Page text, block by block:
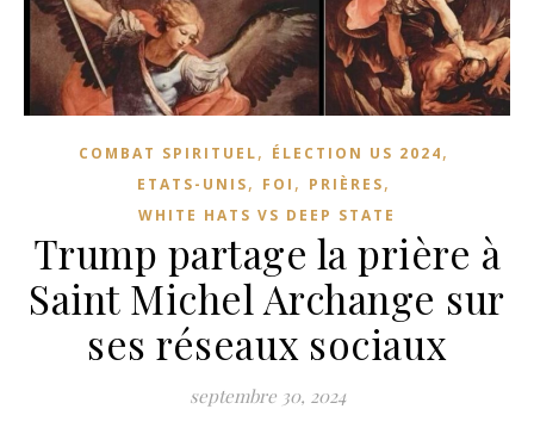
COMBAT SPIRITUEL, ÉLECTION US 2024,
ETATS-UNIS, FOI , PRIÈRES,
WHITE HATS VS DEEP STATE
Trump partage la prière à
Saint Michel Archange sur
ses réseaux sociaux
septembre 30, 2024